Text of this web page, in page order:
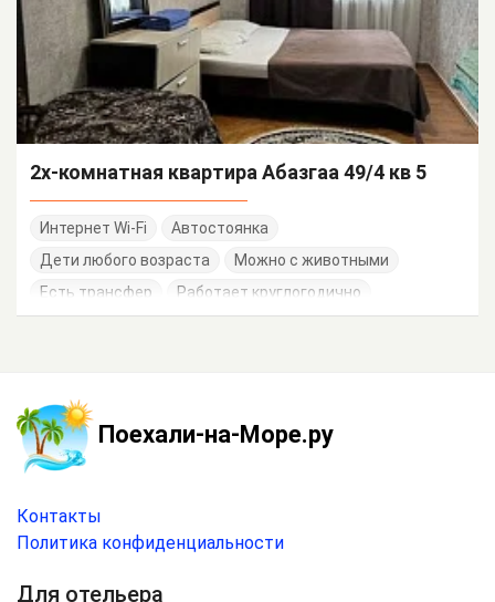
2х-комнатная квартира Абазгаа 49/4 кв 5
Интернет Wi-Fi
Автостоянка
Дети любого возраста
Можно с животными
Есть трансфер
Работает круглогодично
Поехали-на-Море.ру
Контакты
Политика конфиденциальности
Для отельера